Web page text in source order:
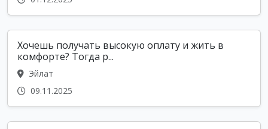
Хочешь получать высокую оплату и жить в
комфорте? Тогда р...
Эйлат
09.11.2025